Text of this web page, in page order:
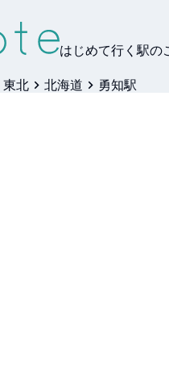
はじめて行く駅の
東北 北海道 勇知駅